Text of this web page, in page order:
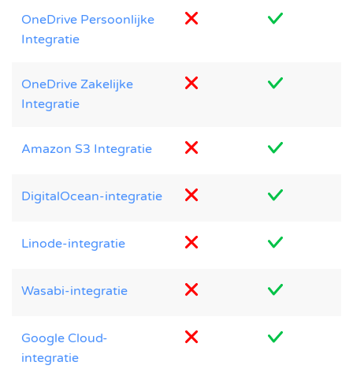
OneDrive Persoonlijke
Integratie
OneDrive Zakelijke
Integratie
Amazon S3 Integratie
DigitalOcean-integratie
Linode-integratie
Wasabi-integratie
Google Cloud-
integratie